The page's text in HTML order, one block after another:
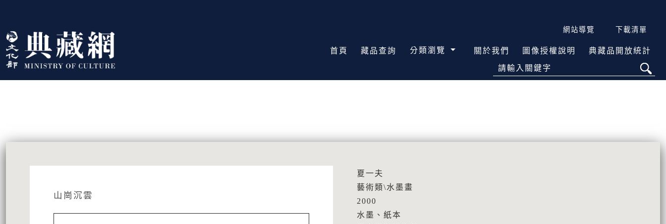
:::
網站導覽 下載清單
首頁 藏品查詢 分類瀏覽 關於我們 圖像授權說明 典藏品開放統計
請輸入關鍵字
山崗沉雲
夏一夫
藝術類\水墨畫
2000
水墨、紙本